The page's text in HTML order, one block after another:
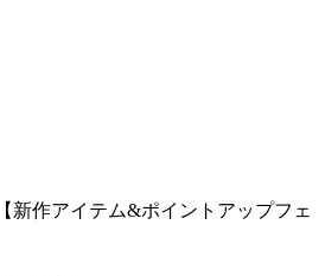
新作アイテム&ポイントアップフェ